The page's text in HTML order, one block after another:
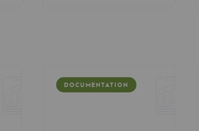
environnementale
DOCUMENTATION